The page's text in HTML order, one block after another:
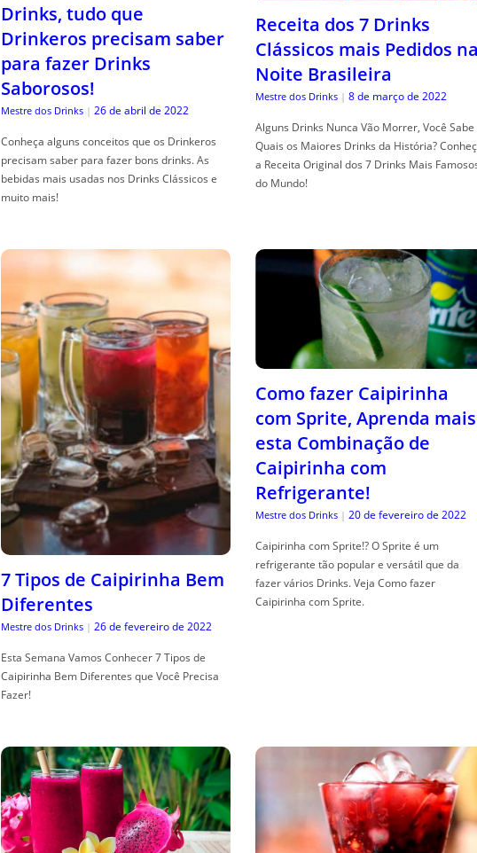
Drinks, tudo que
Drinkeros precisam saber
para fazer Drinks
Saborosos!
Mestre dos Drinks | 26 de abril de 2022
Conheça alguns conceitos que os Drinkeros
precisam saber para fazer bons drinks. As
bebidas mais usadas nos Drinks Clássicos e
muito mais!
Receita dos 7 Drinks
Clássicos mais Pedidos
Noite Brasileira
Mestre dos Drinks | 8 de março de 2022
Alguns Drinks Nunca Vão Morrer, Você Sabe
Quais os Maiores Drinks da História?
a Receita Original dos 7 Drinks Mais
do Mundo!
7 Tipos de Caipirinha Bem
Diferentes
Mestre dos Drinks | 26 de fevereiro de 2022
Esta Semana Vamos Conhecer 7 Tipos de
Caipirinha Bem Diferentes que Você Precisa
Fazer!
Como fazer Caipirinha
com Sprite, Aprenda mais
esta Combinação de
Caipirinha com
Refrigerante!
Mestre dos Drinks | 20 de fevereiro de 2022
Caipirinha com Sprite!? O Sprite é um
refrigerante tão popular e versátil que da
fazer vários Drinks. Veja Como fazer
Caipirinha com Sprite.